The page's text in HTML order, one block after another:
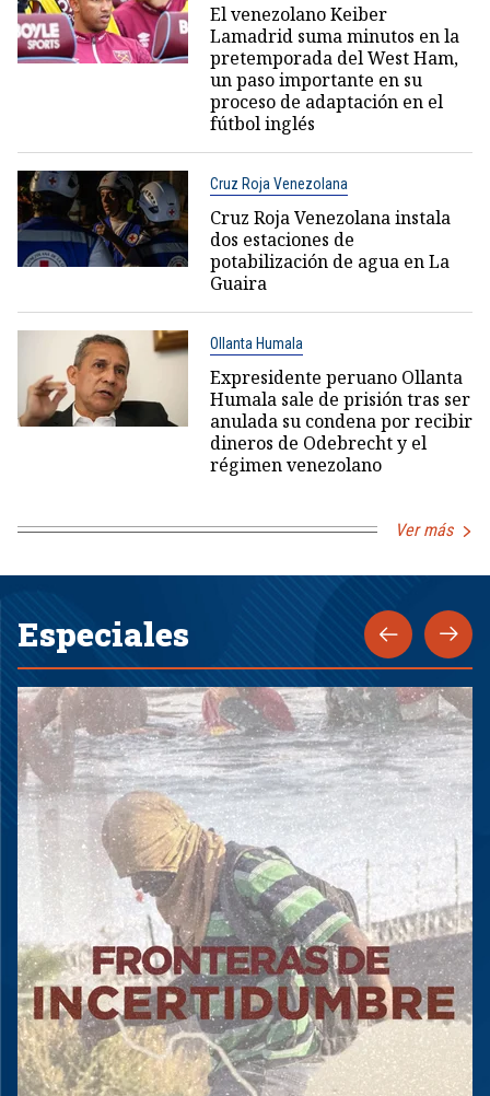
El venezolano Keiber
Lamadrid suma minutos en la
pretemporada del West Ham,
un paso importante en su
proceso de adaptación en el
fútbol inglés
Cruz Roja Venezolana
Cruz Roja Venezolana instala
dos estaciones de
potabilización de agua en La
Guaira
Ollanta Humala
Expresidente peruano Ollanta
Humala sale de prisión tras ser
anulada su condena por recibir
dineros de Odebrecht y el
régimen venezolano
Ver más
Especiales